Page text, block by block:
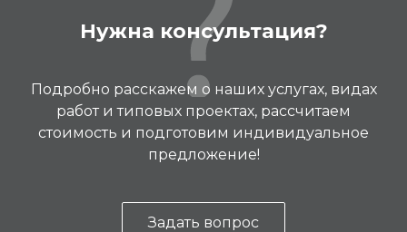
Нужна консультация?
Подробно расскажем о наших услугах, видах
работ и типовых проектах, рассчитаем
стоимость и подготовим индивидуальное
предложение!
Задать вопрос